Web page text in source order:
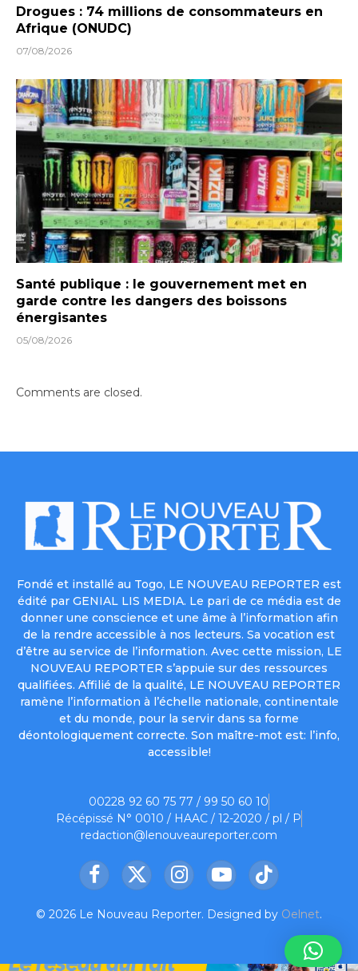
Drogues : 74 millions de consommateurs en
Afrique (ONUDC)
07/08/2026
Santé publique : le gouvernement met en
garde contre les dangers des boissons
énergisantes
05/08/2026
Comments are closed.
Fondé et installé au Togo, LE NOUVEAU REPORTER est
édité par GENIAL LIS MEDIA. Le pari de ce média est de
donner une conscience et une âme à l’information afin
de la rendre accessible à nos lecteurs. Sa vocation est
d’être au service de l’information. Avec cette mission, LE
NOUVEAU REPORTER s’appuie sur des ressources
qualifiées. Affilié de la qualité, LE NOUVEAU REPORTER
ramène l’information à l’échelle nationale, continentale
et du monde, pour la servir dans sa forme
déontologiquement correcte. Son maître-mot est: l’info,
accessible!
00228 92 60 75 77 / 99 50 60 10
Récépissé N° 0010 / HAAC / 12-2020 / pl / P
redaction@lenouveaureporter.com
Facebook
X
InstagramYouTubeTikTok
© 2026 Le Nouveau Reporter. Designed by Oelnet.